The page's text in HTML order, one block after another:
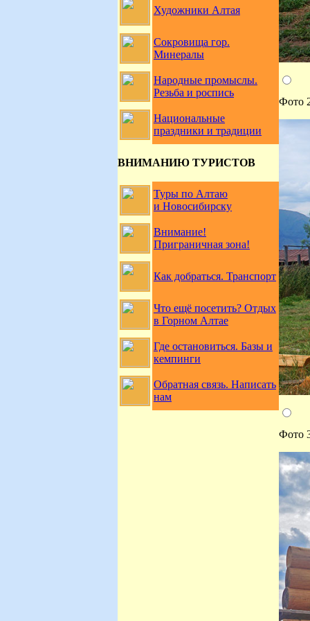
Художники Алтая
Сокровища гор.
Минералы
Народные промыслы.
Резьба и роспись
Национальные
праздники и традиции
ВНИМАНИЮ ТУРИСТОВ
Туры по Алтаю
и Новосибирску
Внимание!
Приграничная зона!
Как добраться. Транспорт
Что ещё посетить? Отдых
в Горном Алтае
Где остановиться. Базы и
кемпинги
Обратная связь. Написать
нам
Фото
Фото